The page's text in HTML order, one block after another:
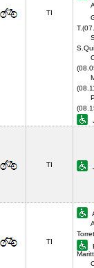
TI
TI
TI